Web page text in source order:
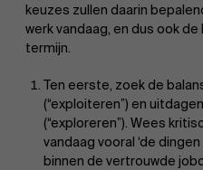
keuzes zullen daarin
werk vandaag, en dus ook
termijn.
Ten eerste, zoek de
(“exploiteren”) en
(“exploreren”). Wees
vandaag vooral ‘de dingen
binnen de vertrouwde